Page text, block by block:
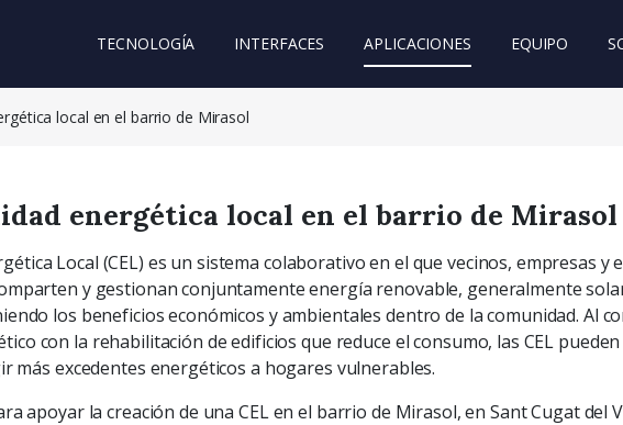
TECNOLOGÍA INTERFACES APLICACIONES EQUIPO
local en el barrio de Mirasol
energética local en el barrio de Mirasol
Local (CEL) es un sistema colaborativo en el que vecinos, empresas y
y gestionan conjuntamente energía renovable, generalmente
los beneficios económicos y ambientales dentro de la comunidad. Al
con la rehabilitación de edificios que reduce el consumo, las CEL
más excedentes energéticos a hogares vulnerables.
apoyar la creación de una CEL en el barrio de Mirasol, en Sant Cugat del